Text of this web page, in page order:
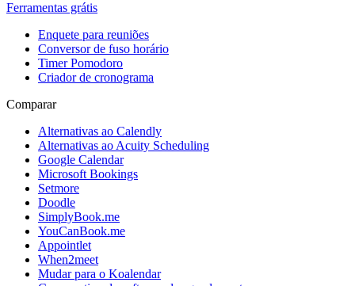
Ferramentas grátis
Enquete para reuniões
Conversor de fuso horário
Timer Pomodoro
Criador de cronograma
Comparar
Alternativas ao Calendly
Alternativas ao Acuity Scheduling
Google Calendar
Microsoft Bookings
Setmore
Doodle
SimplyBook.me
YouCanBook.me
Appointlet
When2meet
Mudar para o Koalendar